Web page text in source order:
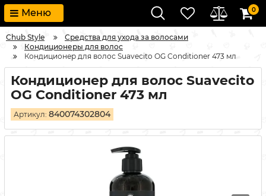
Меню 0
Chub Style
Средства для ухода за волосами
Кондиционеры для волос
Кондиционер для волос Suavecito OG Conditioner 473 мл
Кондиционер для волос Suavecito
OG Conditioner 473 мл
Артикул: 840074302804